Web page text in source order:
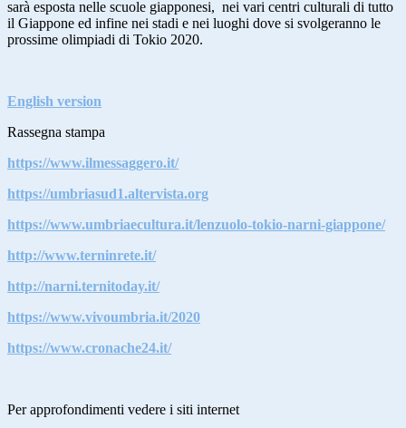
sarà esposta nelle scuole giapponesi, nei vari centri culturali di tutto
il Giappone ed infine nei stadi e nei luoghi dove si svolgeranno le
prossime olimpiadi di Tokio 2020.
English version
Rassegna stampa
https://www.ilmessaggero.it/
https://umbriasud1.altervista.org
https://www.umbriaecultura.it/lenzuolo-tokio-narni-giappone/
http://www.terninrete.it/
http://narni.ternitoday.it/
https://www.vivoumbria.it/2020
https://www.cronache24.it/
Per approfondimenti vedere i siti internet